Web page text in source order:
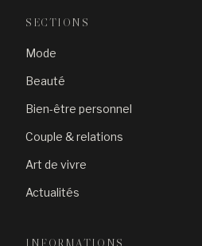
SECTIONS
Mode
Beauté
Bien-être personnel
Couple & relations
Art de vivre
Actualités
INFORMATIONS